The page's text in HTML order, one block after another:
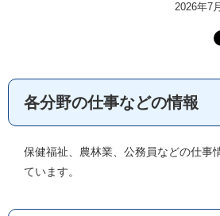
2026年7
各分野の仕事などの情報
保健福祉、農林業、公務員などの仕事
ています。